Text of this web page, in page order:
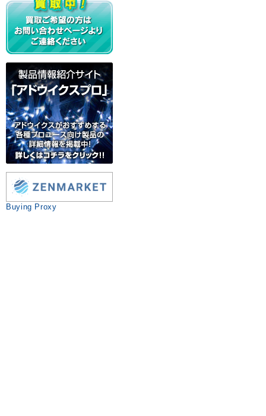
Buying Proxy